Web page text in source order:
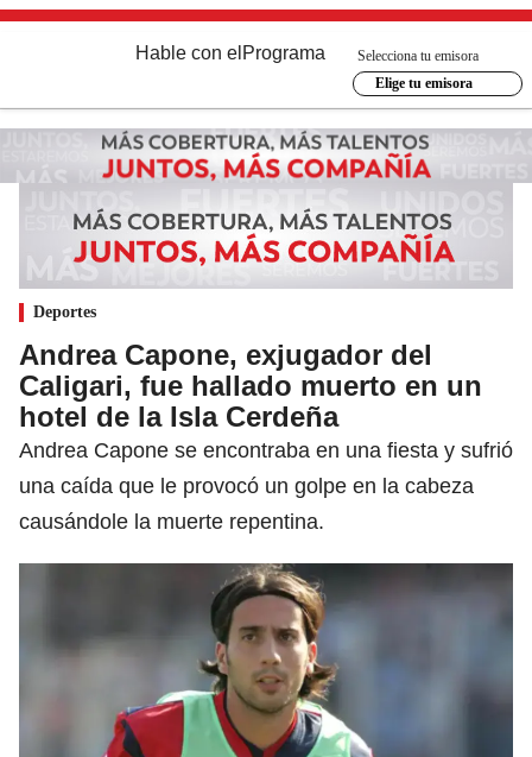
Hable con el Programa
Selecciona tu emisora
Elige tu emisora
Deportes
Andrea Capone, exjugador del
Caligari, fue hallado muerto en un
hotel de la Isla Cerdeña
Andrea Capone se encontraba en una fiesta y sufrió
una caída que le provocó un golpe en la cabeza
causándole la muerte repentina.